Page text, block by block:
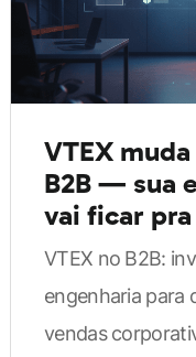
Pernambuco,
se
práticas no campo
Segundo ele, os
conhecimento de
forma, surgia um
pra que os
crítico.
VTEX
B2B — sua
vai ficar
VTEX no B2B:
engenharia para
vendas